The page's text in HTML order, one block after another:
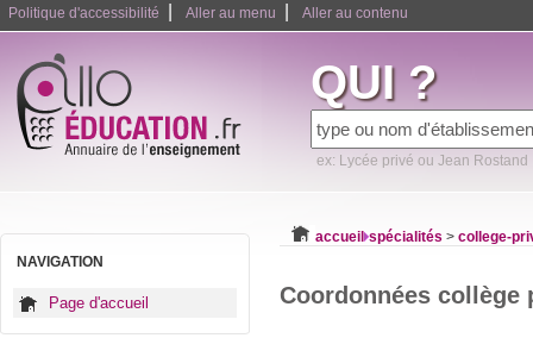
Politique d'accessibilité Aller au menu Aller au contenu
QUI ?
ex: Lycée privé ou Jean Rostand
NAVIGATION
Page d'accueil
accueil spécialités > college-
Coordonnées collège